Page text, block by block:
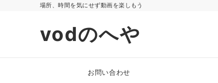
場所、時間を気にせず動画を楽しもう
vodのへや
お問い合わせ